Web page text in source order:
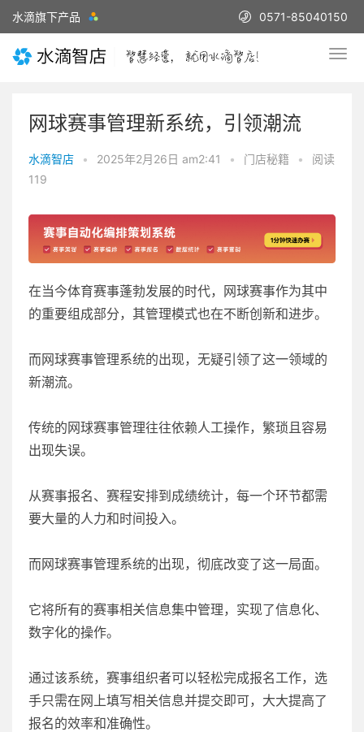
水滴旗下产品 0571-85040150
网球赛事管理新系统，引领潮流
水滴智店 • 2025年2月26日 am2:41 • 门店秘籍 •
阅读
119
在当今体育赛事蓬勃发展的时代，网球赛事作为其中
的重要组成部分，其管理模式也在不断创新和进步。
而网球赛事管理系统的出现，无疑引领了这一领域的
新潮流。
传统的网球赛事管理往往依赖人工操作，繁琐且容易
出现失误。
从赛事报名、赛程安排到成绩统计，每一个环节都需
要大量的人力和时间投入。
而网球赛事管理系统的出现，彻底改变了这一局面。
它将所有的赛事相关信息集中管理，实现了信息化、
数字化的操作。
通过该系统，赛事组织者可以轻松完成报名工作，选
手只需在网上填写相关信息并提交即可，大大提高了
报名的效率和准确性。